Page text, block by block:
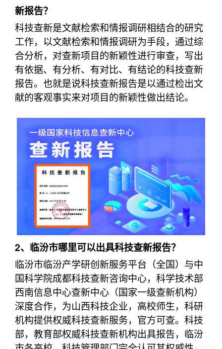
新报告？
科技查新是文献检索和情报调研相结合的研究
工作，以文献检索和情报调研为手段，通过综
合分析，对查新项目的新颖性进行审查，写出
有依据、有分析、有对比、有结论的科技查新
报告。也就是说科技查新报告是以通过检出文
献的客观事实来对项目的新颖性做出结论。
2、临汾市哪里可以出具科技查新报告？
临汾市临汾产学研创新服务平台（全国）与中
国科学院成都科技查新咨询中心，科学技术部
西南信息中心查新中心（国家一级查新机构）
深度合作，为山西科技企业，高校师生，科研
机构提供权威科技查新服务，官方可查。科技
部，教育部权威科技查新机构出具报告，临汾